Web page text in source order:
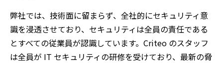
弊社では、技術面に留まらず、全社的にセキュリティ意
識を浸透させており、セキュリティは全員の責任である
とすべての従業員が認識しています。Criteo のスタッフ
は全員が IT セキュリティの研修を受けており、最新の脅